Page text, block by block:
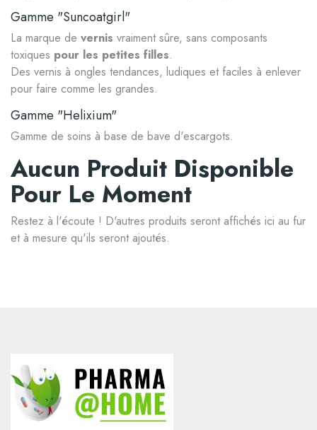
Gamme "Suncoatgirl"
La marque de vernis vraiment sûre, sans composants
toxiques pour les petites filles.
Des vernis à ongles tendances, ludiques et faciles à enlever
pour faire comme les grandes.
Gamme "Helixium"
Gamme de soins à base de bave d'escargots.
Aucun Produit Disponible
Pour Le Moment
Restez à l'écoute ! D'autres produits seront affichés ici au fur
et à mesure qu'ils seront ajoutés.